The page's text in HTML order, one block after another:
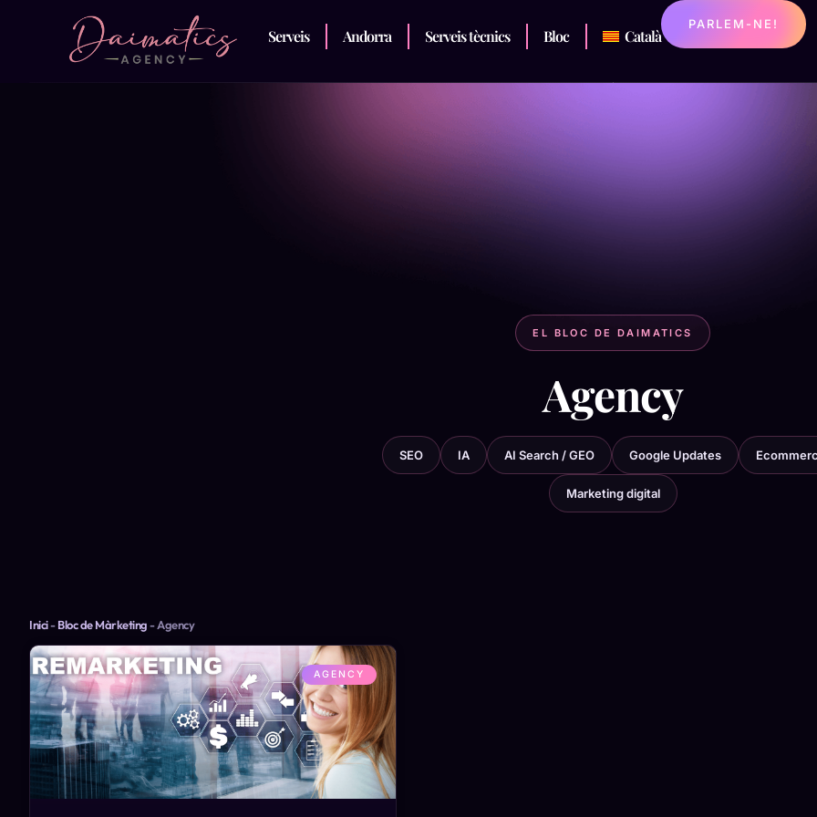
Serveis Andorra Serveis tècnics Bloc Català
PARLEM-NE!
EL BLOC DE DAIMATICS
Agency
SEO IA AI Search / GEO Google Updates
Marketing digital
Inici-Bloc de Màrketing-Agency
AGENCY